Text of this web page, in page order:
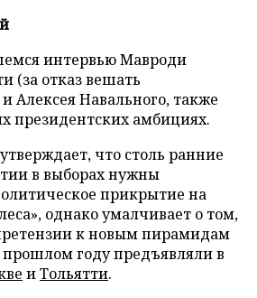
интервью Мавроди
(за отказ вешать
Алексея Навального, также
президентских амбициях.
что столь ранние
в выборах нужны
прикрытие на
однако умалчивает о том,
к новым пирамидам
году предъявляли в
иТольятти.